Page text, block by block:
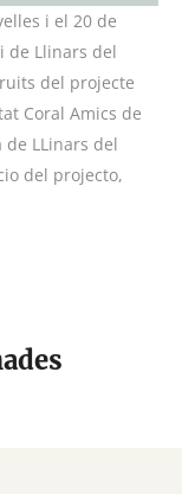
i el 20 de
de Llinars del
del projecte
Coral Amics de
de LLinars del
del projecto,